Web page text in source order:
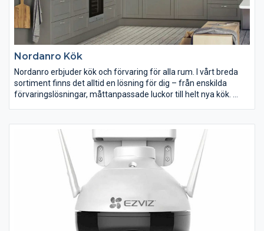
Nordanro Kök
Nordanro erbjuder kök och förvaring för alla rum. I vårt breda
sortiment finns det alltid en lösning för dig – från enskilda
förvaringslösningar, måttanpassade luckor till helt nya kök.
oändliga. Vi erbjuder tre olika kökserbjudanden, där dina
förutsättningar och behov vägleder dig. Tillsammans med våra
köksinredare hittar du en unik lösning, just för dig.